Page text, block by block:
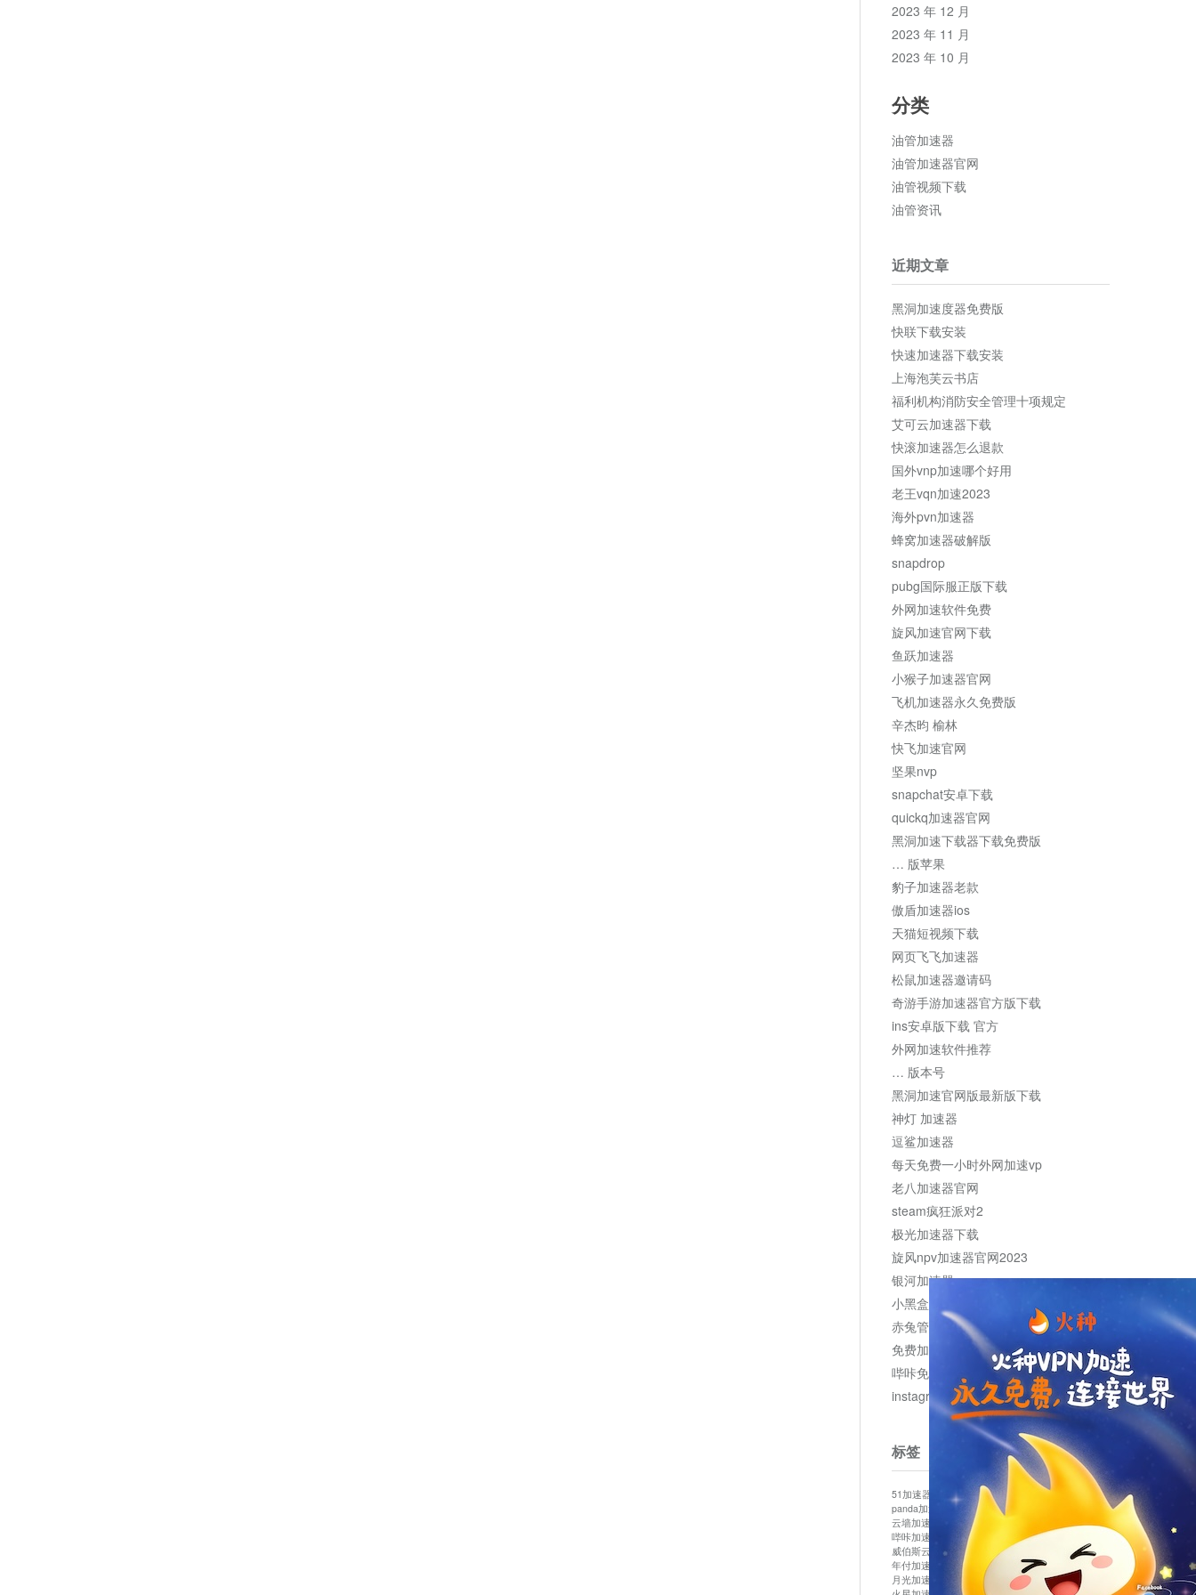
2023 年 12 月
2023 年 11 月
2023 年 10 月
分类
油管加速器
油管加速器官网
油管视频下载
油管资讯
近期文章
黑洞加速度器免费版
快联下载安装
快速加速器下载安装
上海泡芙云书店
福利机构消防安全管理十项规定
艾可云加速器下载
快滚加速器怎么退款
国外vnp加速哪个好用
老王vqn加速2023
海外pvn加速器
蜂窝加速器破解版
snapdrop
pubg国际服正版下载
外网加速软件免费
旋风加速官网下载
鱼跃加速器
小猴子加速器官网
飞机加速器永久免费版
辛杰昀 榆林
快飞加速官网
坚果nvp
snapchat安卓下载
quickq加速器官网
黑洞加速下载器下载免费版
… 版苹果
豹子加速器老款
傲盾加速器ios
天猫短视频下载
网页飞飞加速器
松鼠加速器邀请码
奇游手游加速器官方版下载
ins安卓版下载 官方
外网加速软件推荐
… 版本号
黑洞加速官网版最新版下载
神灯 加速器
逗鲨加速器
每天免费一小时外网加速vp
老八加速器官网
steam疯狂派对2
极光加速器下载
旋风npv加速器官网2023
银河加速器
小黑盒加速器加速
赤兔管理平台
免费加速器
哔咔免费加速服务器
instagram网页版登录入口
标签
51加速器 bitznet hidecat i7加速器
kuai500
panda加速器
snap加速器 vp加速器
中信加速器
云墙加速器
云速加速器
哔咔加速器
哔咔哔咔加速器 喵云 回锅肉加速器
威伯斯云
小明加速器 小蓝鸟加速器
布谷vp加速器
年付加速器
心阶云 快连 怎么上外网
易飞加速器
月光加速器
机场加速器 松果云 梯子加速器